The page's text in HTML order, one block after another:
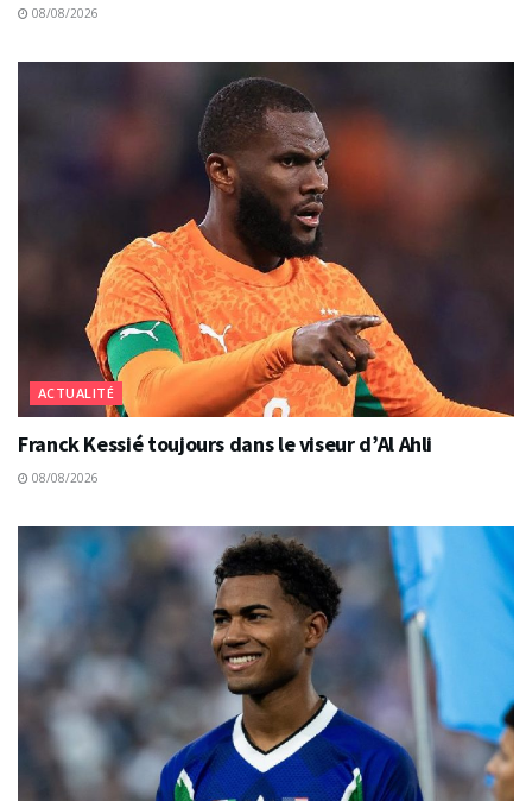
08/08/2026
ACTUALITÉ
Franck Kessié toujours dans le viseur d’Al Ahli
08/08/2026